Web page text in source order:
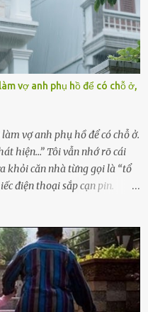
tâm: bỏ lại đứa trẻ. Họ
và ký vào giấy từ chối
lý bé như một trường hợp bị
họ – Trần Lệ Mi – vẫn đang
biết chuyện gì xảy ra.
sát công tác tại địa phương,
đi trong lặng lẽ. Nét mặt đỏ
vợ anh phụ hồ để có chỗ ở,
vợ anh phụ hồ để có chỗ ở.
hiện…” Tôi vẫn nhớ rõ cái
khỏi căn nhà từng gọi là “tổ
điện thoại sắp cạn pin.
một cái thân bất tài chỉ biết
cánh cửa trước mặt tôi.
một bản án lạnh lùng. Tôi
đi đâu, về đâu. Bố mẹ tôi
hàng cũng thưa thớt, chẳng